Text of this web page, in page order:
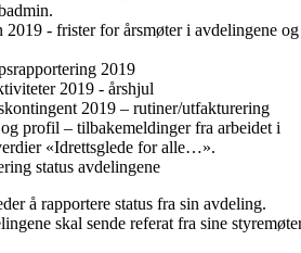
2019 - frister for årsmøter i avdelingene og
2019
2019 - årshjul
2019 – rutiner/utfakturering
profil – tilbakemeldinger fra arbeidet i
«Idrettsglede for alle…».
status avdelingene
å rapportere status fra sin avdeling.
skal sende referat fra sine